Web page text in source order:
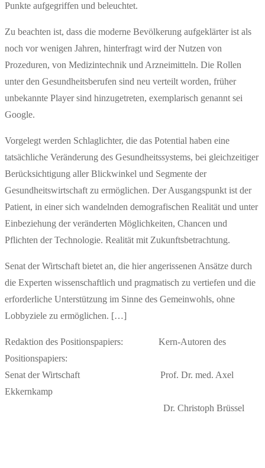
Punkte aufgegriffen und beleuchtet.
Zu beachten ist, dass die moderne Bevölkerung aufgeklärter ist als
noch vor wenigen Jahren, hinterfragt wird der Nutzen von
Prozeduren, von Medizintechnik und Arzneimitteln. Die Rollen
unter den Gesundheitsberufen sind neu verteilt worden, früher
unbekannte Player sind hinzugetreten, exemplarisch genannt sei
Google.
Vorgelegt werden Schlaglichter, die das Potential haben eine
tatsächliche Veränderung des Gesundheitssystems, bei gleichzeitiger
Berücksichtigung aller Blickwinkel und Segmente der
Gesundheitswirtschaft zu ermöglichen. Der Ausgangspunkt ist der
Patient, in einer sich wandelnden demografischen Realität und unter
Einbeziehung der veränderten Möglichkeiten, Chancen und
Pflichten der Technologie. Realität mit Zukunftsbetrachtung.
Senat der Wirtschaft bietet an, die hier angerissenen Ansätze durch
die Experten wissenschaftlich und pragmatisch zu vertiefen und die
erforderliche Unterstützung im Sinne des Gemeinwohls, ohne
Lobbyziele zu ermöglichen. […]
Redaktion des Positionspapiers: Kern-Autoren des
Positionspapiers:
Senat der Wirtschaft Prof. Dr. med. Axel
Ekkernkamp
Dr. Christoph Brüssel